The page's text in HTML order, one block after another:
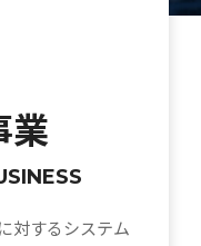
業
対するシステム